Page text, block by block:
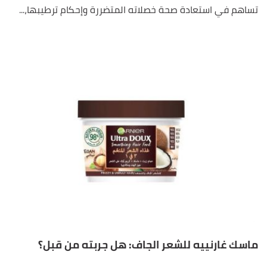
تساهم في استعادة صحة خصلاته المتضررة وإحكام ترطيبها،...
ماسك غارنييه للشعر الجاف: هل جربته من قبل؟